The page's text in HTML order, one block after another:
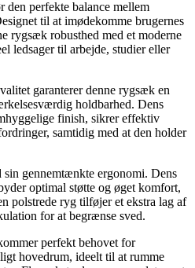
perfekte balance mellem
til at imødekomme brugernes
rygsæk robusthed med et moderne
ledsager til arbejde, studier eller
garanterer denne rygsæk en
holdbarhed. Dens
finish, sikrer effektiv
samtidig med at den holder
gennemtænkte ergonomi. Dens
optimal støtte og øget komfort,
polstrede ryg tilføjer et ekstra lag af
for at begrænse sved.
perfekt behovet for
hovedrum, ideelt til at rumme